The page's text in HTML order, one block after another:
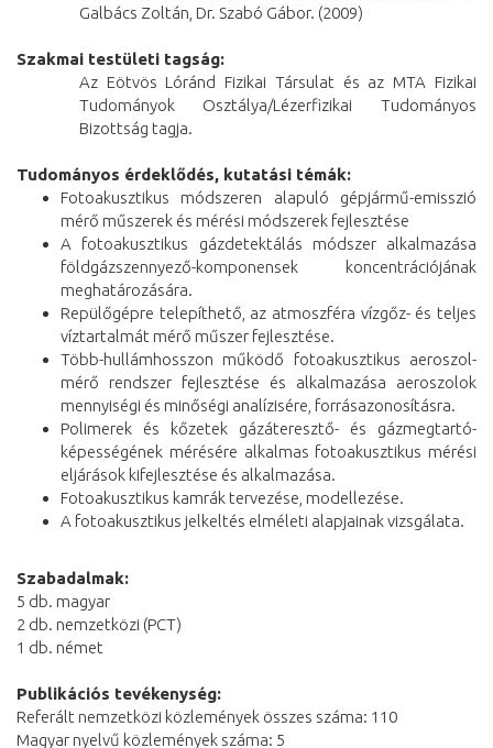
Galbács Zoltán, Dr. Szabó Gábor. (2009)
Szakmai testületi tagság:
Az Eötvös Lóránd Fizikai Társulat és az MTA Fizikai
Tudományok Osztálya/Lézerfizikai Tudományos
Bizottság tagja.
Tudományos érdeklődés, kutatási témák:
Fotoakusztikus módszeren alapuló gépjármű-emisszió
mérő műszerek és mérési módszerek fejlesztése
A fotoakusztikus gázdetektálás módszer alkalmazása
földgázszennyező-komponensek koncentrációjának
meghatározására.
Repülőgépre telepíthető, az atmoszféra vízgőz- és teljes
víztartalmát mérő műszer fejlesztése.
Több-hullámhosszon működő fotoakusztikus aeroszol-
mérő rendszer fejlesztése és alkalmazása aeroszolok
mennyiségi és minőségi analízisére, forrásazonosításra.
Polimerek és kőzetek gázáteresztő- és gázmegtartó-
képességének mérésére alkalmas fotoakusztikus mérési
eljárások kifejlesztése és alkalmazása.
Fotoakusztikus kamrák tervezése, modellezése.
A fotoakusztikus jelkeltés elméleti alapjainak vizsgálata.
Szabadalmak:
5 db. magyar
2 db. nemzetközi (PCT)
1 db. német
Publikációs tevékenység:
Referált nemzetközi közlemények összes száma: 110
Magyar nyelvű közlemények száma: 5